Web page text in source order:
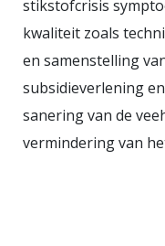
stikstofcrisis
kwaliteit zoals
en samenstelling
subsidieverlening
sanering van de
vermindering van